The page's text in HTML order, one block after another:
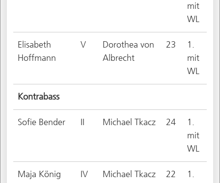
mit
WL
Elisabeth
Hoffmann
V
Dorothea von
Albrecht
23
1.
mit
WL
Kontrabass
Sofie Bender II Michael Tkacz 24
1.
mit
WL
Maja König IV Michael Tkacz 22 1.